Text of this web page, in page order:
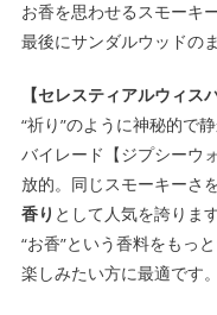
お香を思わせるスモーキ
最後にサンダルウッドの
【セレスティアルウィス
“祈り”のように神秘的で
バイレード【ジプシーウ
放的。同じスモーキーさ
香り として人気を誇ります
“お香”という香料をもっ
楽しみたい方に最適です。